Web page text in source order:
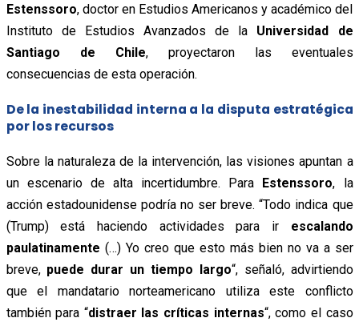
Estenssoro, doctor en Estudios Americanos y académico del
Instituto de Estudios Avanzados de la Universidad de
Santiago de Chile, proyectaron las eventuales
consecuencias de esta operación.
De la inestabilidad interna a la disputa estratégica
por los recursos
Sobre la naturaleza de la intervención, las visiones apuntan a
un escenario de alta incertidumbre. Para Estenssoro, la
acción estadounidense podría no ser breve. “Todo indica que
(Trump) está haciendo actividades para ir escalando
paulatinamente (…) Yo creo que esto más bien no va a ser
breve, puede durar un tiempo largo“, señaló, advirtiendo
que el mandatario norteamericano utiliza este conflicto
también para “distraer las críticas internas“, como el caso